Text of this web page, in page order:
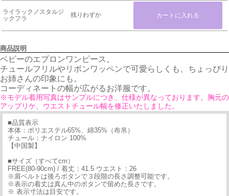
ライラックノスタルジ
ックフラ
残りわずか
商品説明
ベビーのエプロンワンピース。
チュールフリルやリボンワッペンで可愛らしくも、ちょっぴり
お姉さんの印象にも。
コーディネートの幅が広がるお洋服です。
※モデル着用写真はサンプルにつき、仕様が異なっております。胸元の
アップリケ、ウエストチュール幅を修正いたしました。
■品質表示
本体：ポリエステル65%、綿35%（布帛）
チュール：ナイロン 100%
【中国製】
■サイズ（すべてcm）
FREE(80-90cm) / 着丈：41.5 ウエスト：26
※肩ベルトは後ろボタンで３段階の長さ調整可能です。
※表示の着丈は真ん中のボタンで留めた長さです。
※ 表示寸法は目安です。